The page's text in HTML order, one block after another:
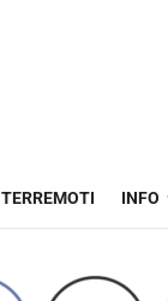
TERREMOTI INFO